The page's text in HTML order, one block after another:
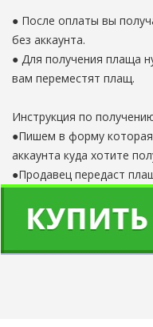
● После оплаты вы
без аккаунта.
● Для получения плаща
вам переместят плащ.
Инструкция по
●Пишем в форму
аккаунта куда хотите
●Продавец передаст